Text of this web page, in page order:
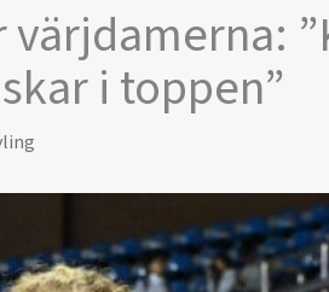
värjdamerna:
i toppen”